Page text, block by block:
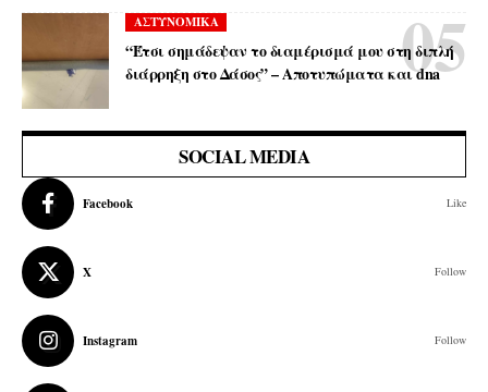
ΑΣΤΥΝΟΜΙΚΑ
“Έτσι σημάδεψαν το διαμέρισμά μου στη διπλή
διάρρηξη στο Δάσος” – Αποτυπώματα και dna
SOCIAL MEDIA
Facebook Like
X Follow
Instagram Follow